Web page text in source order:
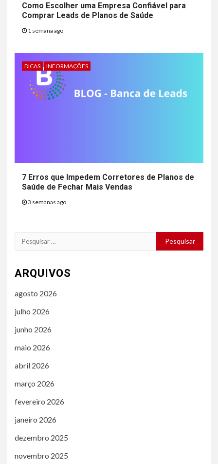
Como Escolher uma Empresa Confiável para
Comprar Leads de Planos de Saúde
1 semana ago
DICAS INFORMAÇÕES
7 Erros que Impedem Corretores de Planos de
Saúde de Fechar Mais Vendas
3 semanas ago
Pesquisar
por:
ARQUIVOS
agosto 2026
julho 2026
junho 2026
maio 2026
abril 2026
março 2026
fevereiro 2026
janeiro 2026
dezembro 2025
novembro 2025